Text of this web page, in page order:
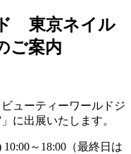
東京ネイル
ご案内
ューティーワールドジ
に出展いたします。
～18:00（最終日は